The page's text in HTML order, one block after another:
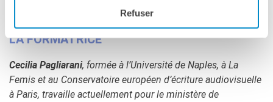
Refuser
LA FORMATRICE
Cecilia Pagliarani, formée à l’Université de Naples, à La
Femis et au Conservatoire européen d’écriture audiovisuelle
à Paris, travaille actuellement pour le ministère de